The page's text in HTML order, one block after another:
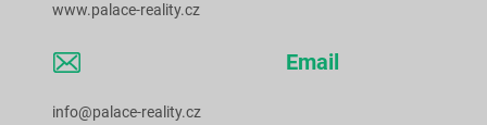
www.palace-reality.cz
Email
info@palace-reality.cz